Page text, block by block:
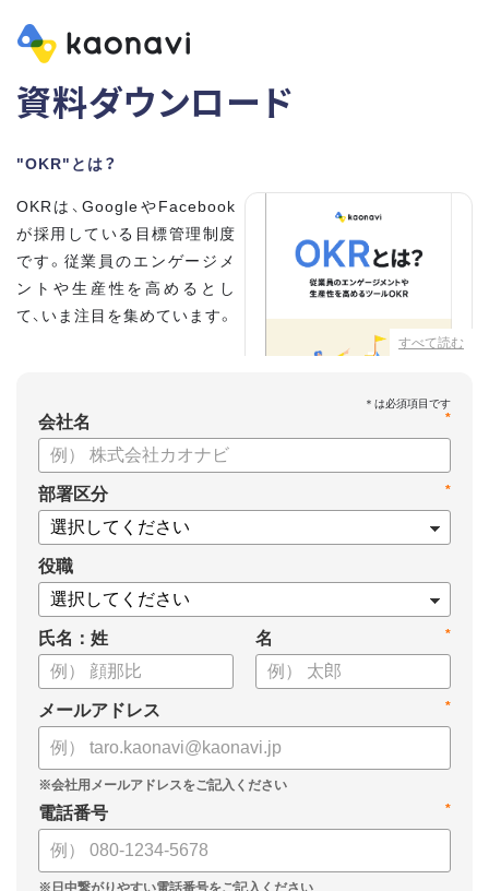
資料ダウンロード
"OKR"とは？
すべて読む
OKRは、GoogleやFacebook
が採用している目標管理制度
です。従業員のエンゲージメ
ントや生産性を高めるとし
て、いま注目を集めています。
・OKRと従来の目標管理制度
との違い
・OKRを導入、運用するにはどうすればいいのか
・OKRの運用を助けるツール
についてまとめましたので、ぜひお役立てください。
*
会社名
*
部署区分
役職
氏名：姓 *
名
*
メールアドレス
*
電話番号